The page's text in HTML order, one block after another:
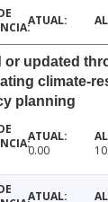
or updated
climate-
planning
0.00